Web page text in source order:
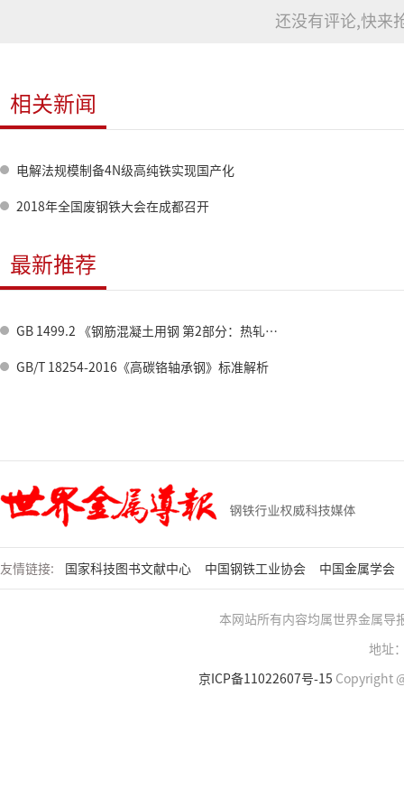
还没有评论,快来
相关新闻
电解法规模制备4N级高纯铁实现国产化
2018年全国废钢铁大会在成都召开
最新推荐
GB 1499.2 《钢筋混凝土用钢 第2部分：热轧带肋钢筋》标准修订情况
GB/T 18254-2016《高碳铬轴承钢》标准解析
友情链接: 国家科技图书文献中心 中国钢铁工业协会 中国金属学会
本网站所有内容均属世界金属导
地址
京ICP备11022607号-15 Copyright